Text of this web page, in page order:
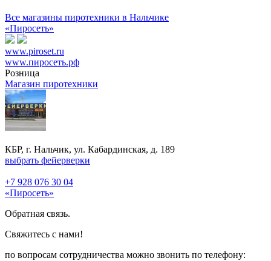
Все магазины пиротехники в Нальчике
«Пиросеть»
www.piroset.ru
www.пиросеть.рф
Розница
Магазин пиротехники
КБР, г. Нальчик, ул. Кабардинская, д. 189
выбрать фейерверки
+7 928 076 30 04
«Пиросеть»
Обратная связь.
Свяжитесь с нами!
по вопросам сотрудничества можно звонить по телефону: